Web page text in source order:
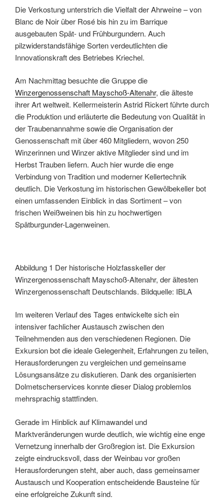
Die Verkostung unterstrich die Vielfalt der Ahrweine – von
Blanc de Noir über Rosé bis hin zu im Barrique
ausgebauten Spät- und Frühburgundern. Auch
pilzwiderstandsfähige Sorten verdeutlichten die
Innovationskraft des Betriebes Kriechel.
Am Nachmittag besuchte die Gruppe die
Winzergenossenschaft Mayschoß-Altenahr, die älteste
ihrer Art weltweit. Kellermeisterin Astrid Rickert führte durch
die Produktion und erläuterte die Bedeutung von Qualität in
der Traubenannahme sowie die Organisation der
Genossenschaft mit über 460 Mitgliedern, wovon 250
Winzerinnen und Winzer aktive Mitglieder sind und im
Herbst Trauben liefern. Auch hier wurde die enge
Verbindung von Tradition und moderner Kellertechnik
deutlich. Die Verkostung im historischen Gewölbekeller bot
einen umfassenden Einblick in das Sortiment – von
frischen Weißweinen bis hin zu hochwertigen
Spätburgunder-Lagenweinen.
Abbildung 1 Der historische Holzfasskeller der
Winzergenossenschaft Mayschoß-Altenahr, der ältesten
Winzergenossenschaft Deutschlands. Bildquelle: IBLA
Im weiteren Verlauf des Tages entwickelte sich ein
intensiver fachlicher Austausch zwischen den
Teilnehmenden aus den verschiedenen Regionen. Die
Exkursion bot die ideale Gelegenheit, Erfahrungen zu teilen,
Herausforderungen zu vergleichen und gemeinsame
Lösungsansätze zu diskutieren. Dank des organisierten
Dolmetscherservices konnte dieser Dialog problemlos
mehrsprachig stattfinden.
Gerade im Hinblick auf Klimawandel und
Marktveränderungen wurde deutlich, wie wichtig eine enge
Vernetzung innerhalb der Großregion ist. Die Exkursion
zeigte eindrucksvoll, dass der Weinbau vor großen
Herausforderungen steht, aber auch, dass gemeinsamer
Austausch und Kooperation entscheidende Bausteine für
eine erfolgreiche Zukunft sind.